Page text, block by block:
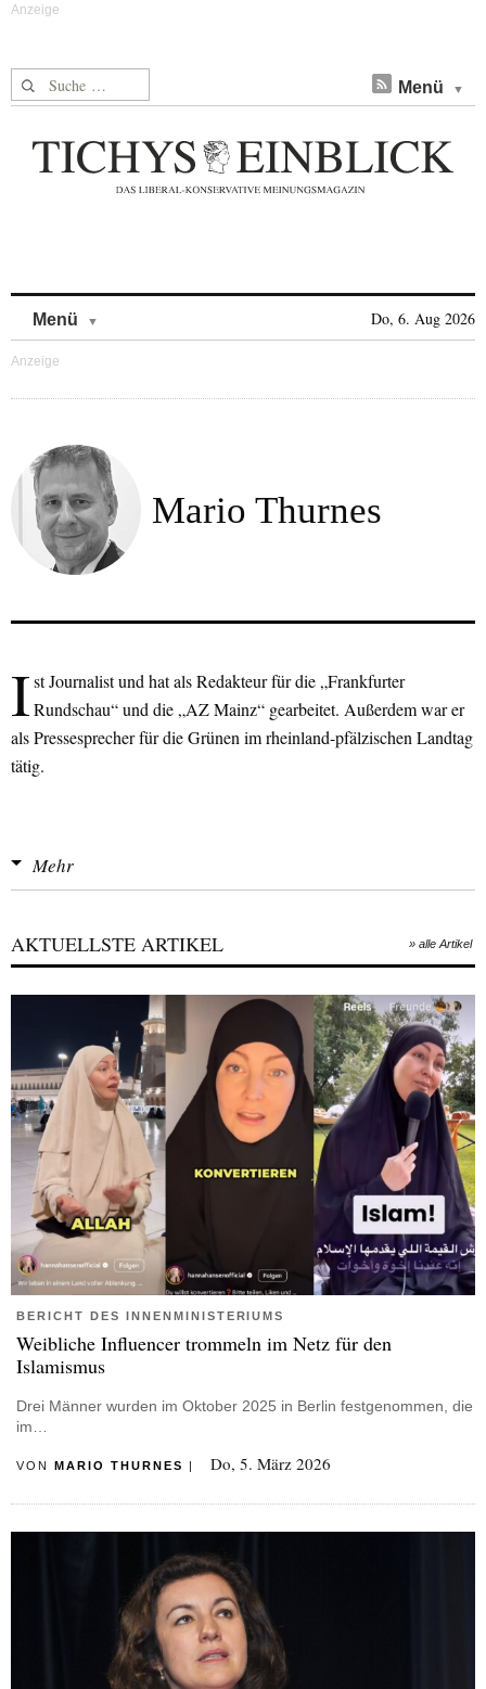
Suche nach: Menü
Menü Do, 6. Aug 2026
Mario Thurnes
Ist Journalist und hat als Redakteur für die „Frankfurter
Rundschau“ und die „AZ Mainz“ ge­arbeitet. Außerdem war er
als Pressesprecher für die Grünen im rheinland­-pfälzischen Landtag
tätig.
Mehr
AKTUELLSTE ARTIKEL » alle Artikel
BERICHT DES INNENMINISTERIUMS
Weibliche Influencer trommeln im Netz für den
Islamismus
Drei Männer wurden im Oktober 2025 in Berlin festgenommen, die
im…
VON MARIO THURNES | Do, 5. März 2026